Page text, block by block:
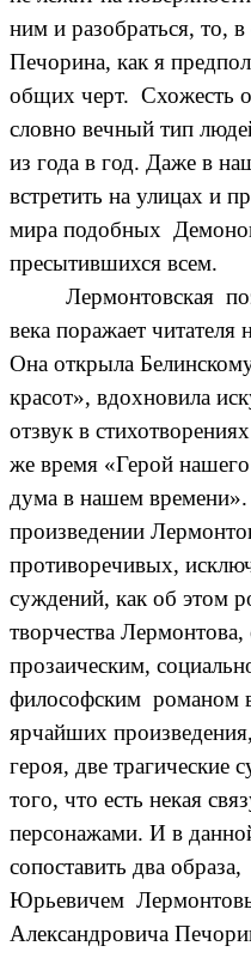
ним и разобраться, то,
Печорина, как я
общих черт. Схожесть
словно вечный тип
из года в год. Даже в
встретить на улицах и
мира подобных
пресытившихся всем.
Лермонтовская
века поражает
Она открыла
красот», вдохновила
отзвук в
же время «Герой
дума в нашем
произведении
противоречивых,
суждений, как об этом
творчества
прозаическим,
философским романом
ярчайших
героя, две трагические
того, что есть некая
персонажами. И в
сопоставить два
Юрьевичем
Александровича